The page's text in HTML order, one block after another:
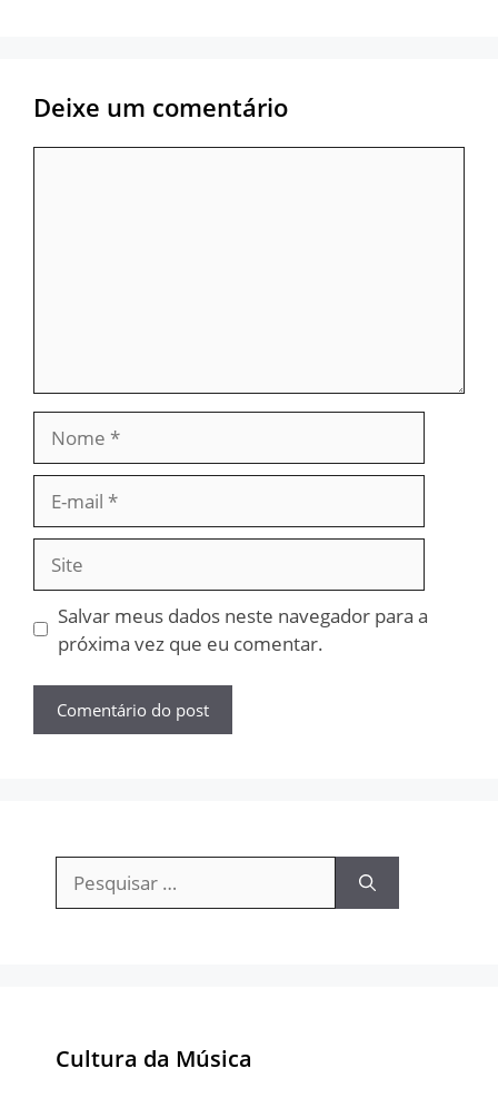
Deixe um comentário
mail
Salvar meus dados neste navegador para a
próxima vez que eu comentar.
Pesquisar
por:
Cultura da Música